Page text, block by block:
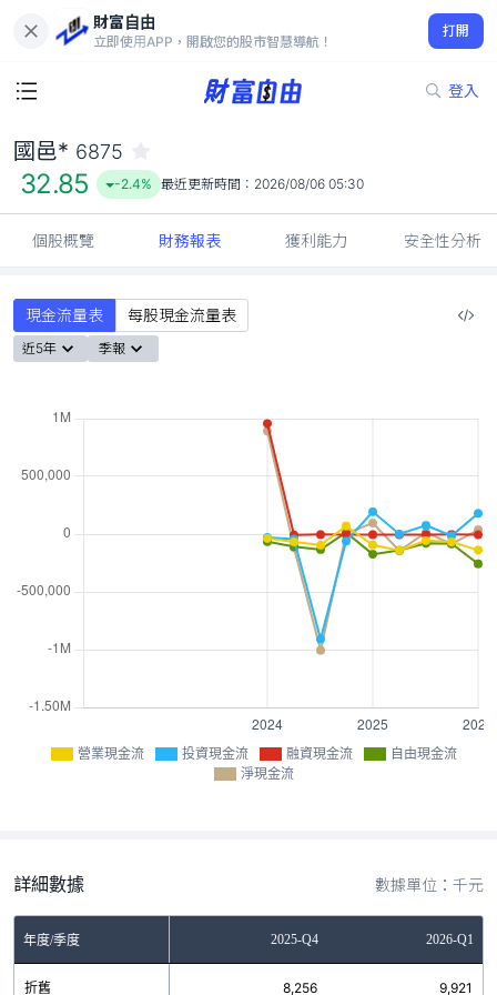
財富自由
立即使用APP，開啟您的股市智慧導航！
打開
登入
32.85
-2.4%
國邑* 6875
32.85 -2.4% 最近更新時間： 2026/08/06 05:30
個股概覽 財務報表 獲利能力 安全性分析
現金流量表 每股現金流量表
近5年 季報
營業現金流 投資現金流 融資現金流
自由現金流
淨現金流
詳細數據 數據單位：千元
年度/季度 2025-Q4 2026-Q1
折舊 8,256 9,921